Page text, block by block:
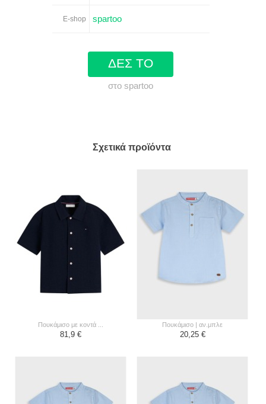
E-shop spartoo
ΔΕΣ ΤΟ
στο spartoo
Σχετικά προϊόντα
πουκάμισο με κοντά ...
81,9 €
πουκάμισο | αν.μπλε
20,25 €